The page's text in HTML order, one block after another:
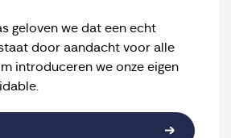
geloven we dat een echt
door aandacht voor alle
introduceren we onze eigen